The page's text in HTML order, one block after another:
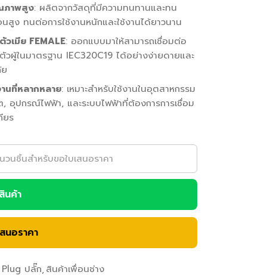
าพสูง: ผลิตจากวัสดุที่มีความทนทานและทน
สูง ทนต่อการใช้งานหนักและใช้งานได้ยาวนาน
วเมีย FEMALE: ออกแบบมาให้สามารถเชื่อมต่อ
ผู้ในมาตรฐาน IEC320C19 ได้อย่างง่ายดายและ
นที่หลากหลาย: เหมาะสำหรับใช้งานในอุตสาหกรรม
อุปกรณ์ไฟฟ้า, และระบบไฟฟ้าที่ต้องการการเชื่อม
ยร
นค้า
นอราคา
Plug ปลั๊ก สินค้าเพื่อนช่าง